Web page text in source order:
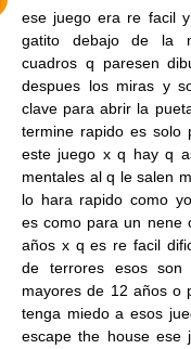
ese juego era re facil
gatito debajo de la
cuadros q paresen
despues los miras y
clave para abrir la
termine rapido es solo
este juego x q hay q
mentales al q le salen
lo hara rapido como
es como para un nene
años x q es re facil
de terrores esos son
mayores de 12 años o
tenga miedo a esos
escape the house ese